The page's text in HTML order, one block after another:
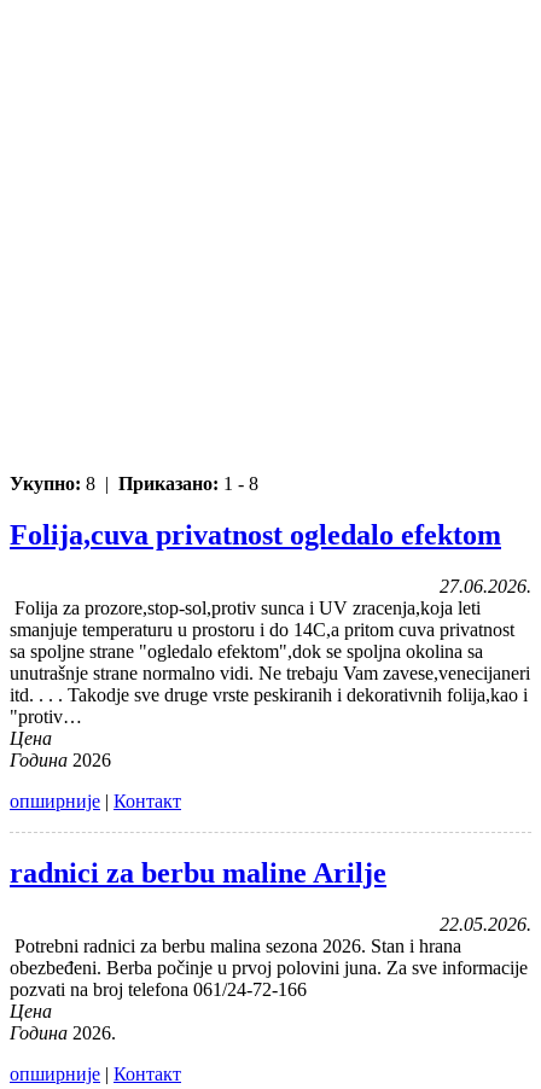
Укупно: 8 | Приказано: 1 - 8
Folija,cuva privatnost ogledalo efektom
27.06.2026.
Folija za prozore,stop-sol,protiv sunca i UV zracenja,koja leti
smanjuje temperaturu u prostoru i do 14C,a pritom cuva privatnost
sa spoljne strane "ogledalo efektom",dok se spoljna okolina sa
unutrašnje strane normalno vidi. Ne trebaju Vam zavese,venecijaneri
itd. . . . Takodje sve druge vrste peskiranih i dekorativnih folija,kao i
"protiv…
Цена
Година 2026
опширније | Контакт
radnici za berbu maline Arilje
22.05.2026.
Potrebni radnici za berbu malina sezona 2026. Stan i hrana
obezbeđeni. Berba počinje u prvoj polovini juna. Za sve informacije
pozvati na broj telefona 061/24-72-166
Цена
Година 2026.
опширније | Контакт